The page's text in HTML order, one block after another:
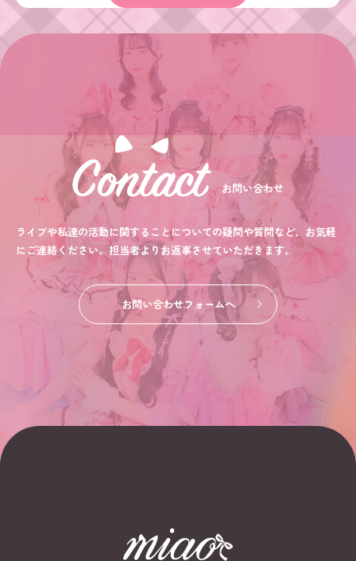
お問い合わせ
ライブや私達の活動に関することについての疑問や質問など、お気軽
にご連絡ください。担当者よりお返事させていただきます。
お問い合わせフォームへ